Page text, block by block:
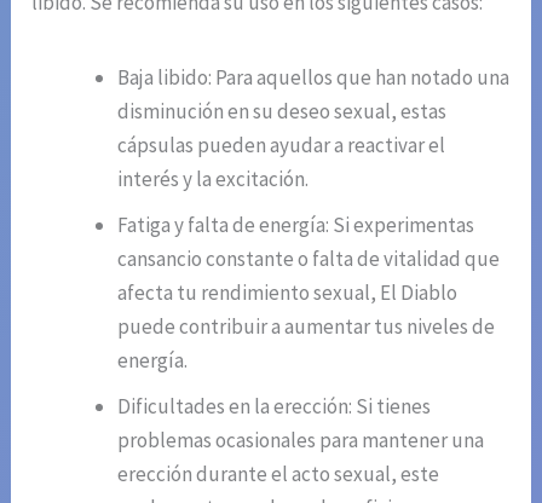
Baja libido: Para aquellos que han notado una
disminución en su deseo sexual, estas
cápsulas pueden ayudar a reactivar el
interés y la excitación.
Fatiga y falta de energía: Si experimentas
cansancio constante o falta de vitalidad que
afecta tu rendimiento sexual, El Diablo
puede contribuir a aumentar tus niveles de
energía.
Dificultades en la erección: Si tienes
problemas ocasionales para mantener una
erección durante el acto sexual, este